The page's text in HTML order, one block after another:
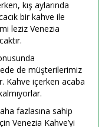
kış aylarında
bir kahve ile
leziz Venezia
de müşterilerimiz
Kahve içerken acaba
fazlasına sahip
Venezia Kahve’yi